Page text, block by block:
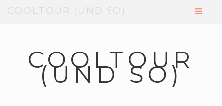
COOLTOUR (UND SO)
COOLTOUR
(UND SO)